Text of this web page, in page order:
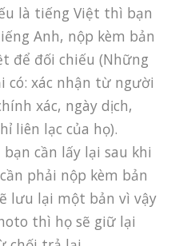
là tiếng Việt thì bạn
Anh, nộp kèm bản
để đối chiếu (Những
có: xác nhận từ người
xác, ngày dịch,
liên lạc của họ).
cần lấy lại sau khi
phải nộp kèm bản
lưu lại một bản vì vậy
thì họ sẽ giữ lại